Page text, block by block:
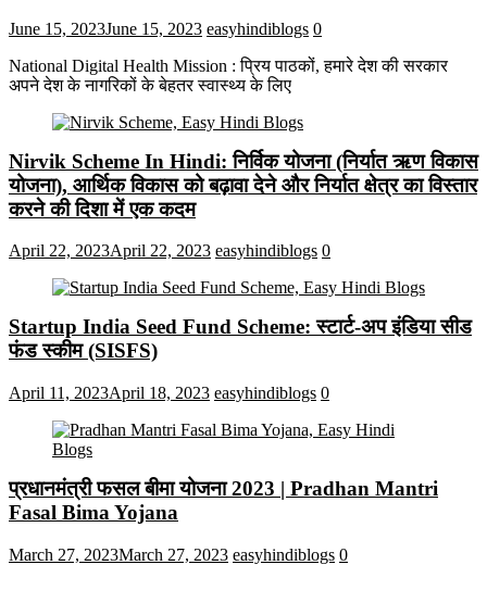
June 15, 2023June 15, 2023 easyhindiblogs 0
National Digital Health Mission : प्रिय पाठकों, हमारे देश की सरकार
अपने देश के नागरिकों के बेहतर स्वास्थ्य के लिए
Nirvik Scheme In Hindi: निर्विक योजना (निर्यात ऋण विकास
योजना), आर्थिक विकास को बढ़ावा देने और निर्यात क्षेत्र का विस्तार
करने की दिशा में एक कदम
April 22, 2023April 22, 2023 easyhindiblogs 0
Startup India Seed Fund Scheme: स्टार्ट-अप इंडिया सीड
फंड स्कीम (SISFS)
April 11, 2023April 18, 2023 easyhindiblogs 0
प्रधानमंत्री फसल बीमा योजना 2023 | Pradhan Mantri
Fasal Bima Yojana
March 27, 2023March 27, 2023 easyhindiblogs 0